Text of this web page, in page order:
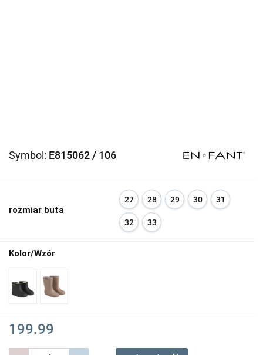
Symbol: E815062 / 106
rozmiar buta
27 28 29 30 31
32 33
Kolor/Wzór
199.99